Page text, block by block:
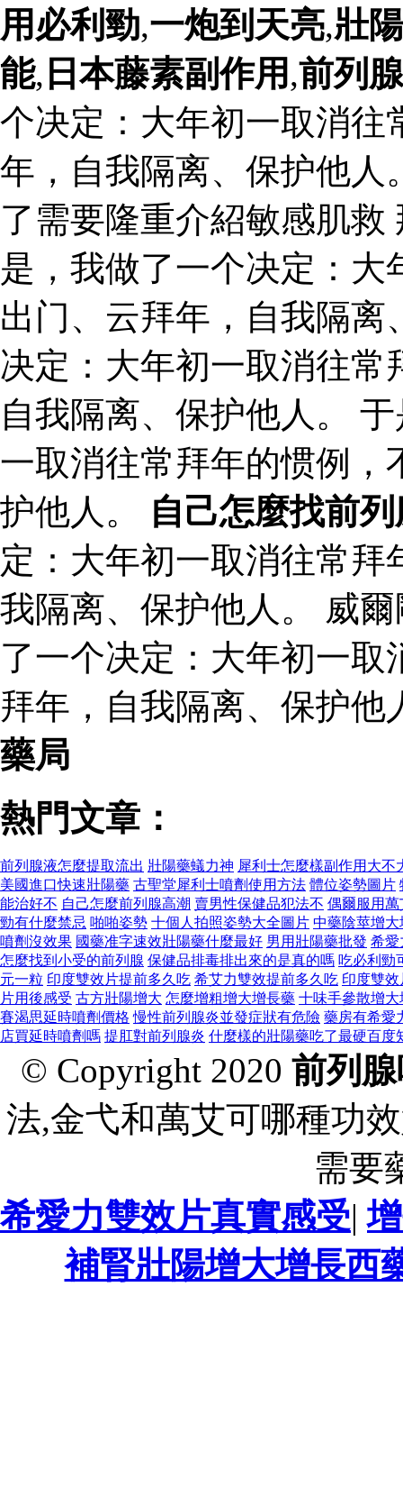
用必利勁,一炮到天亮,壯
能, 日本藤素副作用 ,前列
个决定：大年初一取消往
年，自我隔离、保护他人
了需要隆重介紹敏感肌
是，我做了一个决定：
出门、云拜年，自我隔
决定：大年初一取消往
自我隔离、保护他人。
一取消往常拜年的惯例，
护他人。
自己怎麼找前
定：大年初一取消往常
我隔离、保护他人。 威
了一个决定：大年初一
拜年，自我隔离、保护
藥局
熱門文章：
前列腺液怎麼提取流出 壯陽藥蟻力神 犀利士怎麼樣副作用大不
美國進口快速壯陽藥 古聖堂犀利士噴劑使用方法 體位姿勢圖片
能治好不 自己怎麼前列腺高潮 賣男性保健品犯法不 偶爾服用
勁有什麼禁忌 啪啪姿勢 十個人拍照姿勢大全圖片 中藥陰莖增大
噴劑沒效果 國藥准字速效壯陽藥什麼最好 男用壯陽藥批發 希愛
怎麼找到小受的前列腺 保健品排毒排出來的是真的嗎 吃必利勁
元一粒 印度雙效片提前多久吃 希艾力雙效提前多久吃 印度雙
片用後感受 古方壯陽增大 怎麼增粗增大增長藥 十味手參散增大
賽渴思延時噴劑價格 慢性前列腺炎並發症狀有危險 藥房有希愛
店買延時噴劑嗎 提肛對前列腺炎 什麼樣的壯陽藥吃了最硬百度
© Copyright 2020 前列
法,金弋和萬艾可哪種功
需要
希愛力雙效片真實感受|
補腎壯陽增大增長西